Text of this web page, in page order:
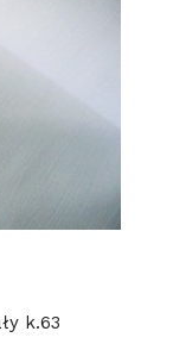
k.63